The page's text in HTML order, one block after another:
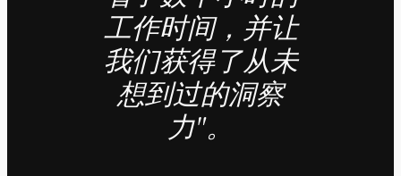
工作时间，并让
我们获得了从未
想到过的洞察
力"。